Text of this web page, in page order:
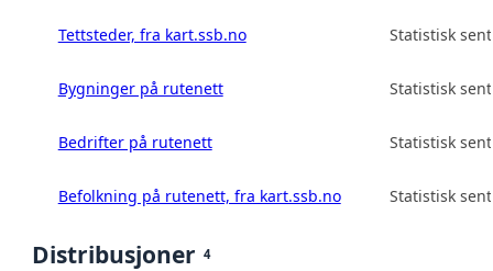
Tettsteder, fra kart.ssb.no Statistisk
Bygninger på rutenett Statistisk
Bedrifter på rutenett Statistisk
Befolkning på rutenett, fra kart.ssb.no Statistisk
Distribusjoner 4